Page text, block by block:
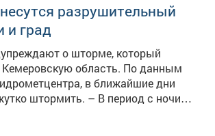
разрушительный
и град
о шторме, который
область. По данным
в ближайшие дни
– В период с ночи
07.08.26 местами по области
сильные дожди, днём местами